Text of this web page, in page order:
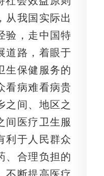
从我国实际出
验，走中国特
道路，着眼于
生保健服务的
看病难看病贵
之间、地区之
间医疗卫生服
利于人民群众
、合理负担的